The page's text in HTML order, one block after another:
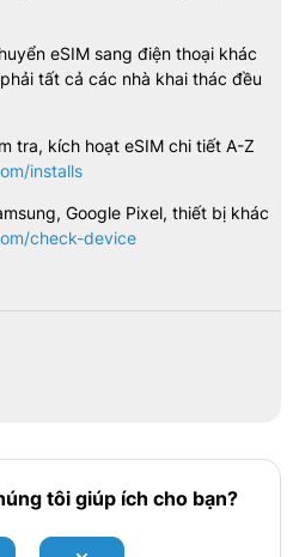
eSIM sang điện thoại khác
tất cả các nhà khai thác đều
tra, kích hoạt eSIM chi tiết A-Z
installs
Google Pixel, thiết bị khác
check-device
tôi giúp ích cho bạn?